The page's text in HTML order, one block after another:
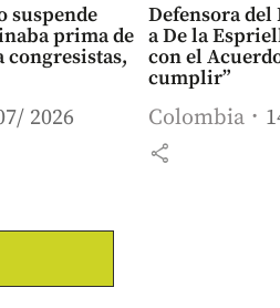
suspende
prima de
congresistas,
2026
Defensora
a De la
con el
cumplir”
Colombia
share